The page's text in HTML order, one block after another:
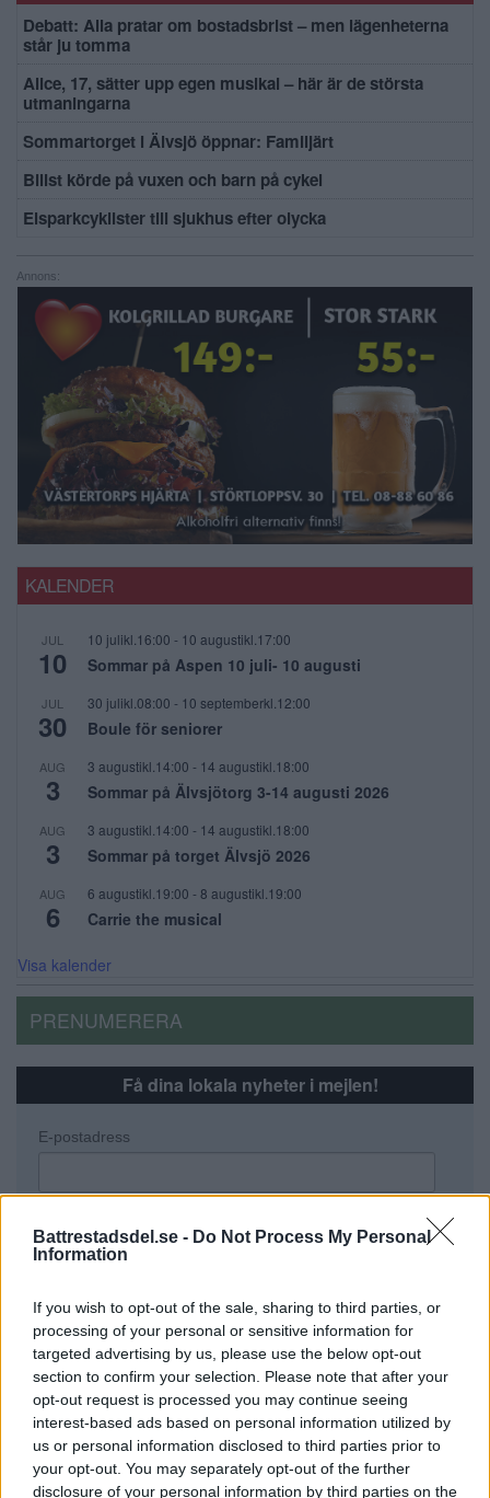
Battrestadsdel.se - Do Not Process My Personal
Information
If you wish to opt-out of the sale, sharing to third parties, or
processing of your personal or sensitive information for
targeted advertising by us, please use the below opt-out
section to confirm your selection. Please note that after your
opt-out request is processed you may continue seeing
interest-based ads based on personal information utilized by
us or personal information disclosed to third parties prior to
your opt-out. You may separately opt-out of the further
disclosure of your personal information by third parties on the
Debatt: Alla pratar om bostadsbrist – men lägenheterna
står ju tomma
Alice, 17, sätter upp egen musikal – här är de största
utmaningarna
Sommartorget i Älvsjö öppnar: Familjärt
Bilist körde på vuxen och barn på cykel
Elsparkcyklister till sjukhus efter olycka
Annons:
KALENDER
JUL
10
10 julikl.16:00 - 10 augustikl.17:00
Sommar på Aspen 10 juli- 10 augusti
JUL
30
30 julikl.08:00 - 10 septemberkl.12:00
Boule för seniorer
AUG
3
3 augustikl.14:00 - 14 augustikl.18:00
Sommar på Älvsjötorg 3-14 augusti 2026
AUG
3
3 augustikl.14:00 - 14 augustikl.18:00
Sommar på torget Älvsjö 2026
AUG
6
6 augustikl.19:00 - 8 augustikl.19:00
Carrie the musical
Visa kalender
PRENUMERERA
Få dina lokala nyheter i mejlen!
E-postadress
Annons: